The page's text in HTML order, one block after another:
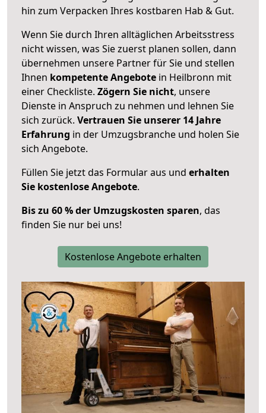
hin zum Verpacken Ihres kostbaren Hab & Gut.
Wenn Sie durch Ihren alltäglichen Arbeitsstress
nicht wissen, was Sie zuerst planen sollen, dann
übernehmen unsere Partner für Sie und stellen
Ihnen kompetente Angebote in Heilbronn mit
einer Checkliste. Zögern Sie nicht, unsere
Dienste in Anspruch zu nehmen und lehnen Sie
sich zurück. Vertrauen Sie unserer 14 Jahre
Erfahrung in der Umzugsbranche und holen Sie
sich Angebote.
Füllen Sie jetzt das Formular aus und erhalten
Sie kostenlose Angebote.
Bis zu 60 % der Umzugskosten sparen, das
finden Sie nur bei uns!
Kostenlose Angebote erhalten